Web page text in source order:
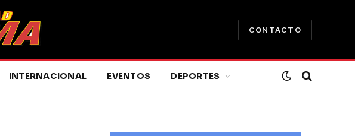
CONTACTO
INTERNACIONAL EVENTOS DEPORTES